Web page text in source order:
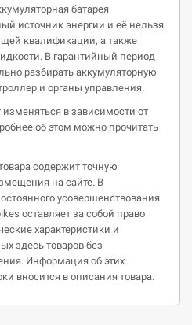
батарея
источник энергии и её нельзя
квалификации, а также
В гарантийный период
разбирать аккумуляторную
и органы управления.
в зависимости от
об этом можно прочитать
содержит точную
на сайте. В
усовершенствования
оставляет за собой право
характеристики и
здесь товаров без
Информация об этих
вносится в описания товара.